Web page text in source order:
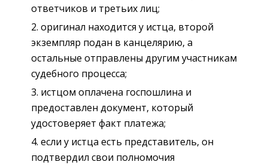
ответчиков и третьих лиц;
оригинал находится у истца, второй
экземпляр подан в канцелярию, а
остальные отправлены другим участникам
судебного процесса;
истцом оплачена госпошлина и
предоставлен документ, который
удостоверяет факт платежа;
если у истца есть представитель, он
подтвердил свои полномочия